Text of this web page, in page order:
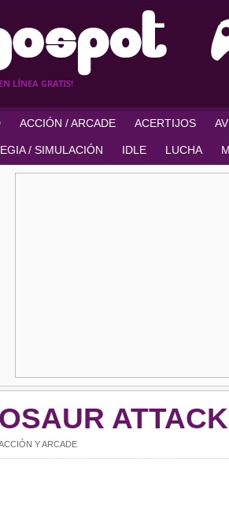
LÍNEA GRATIS!
ACCIÓN / ARCADE ACERTIJOS
/ SIMULACIÓN IDLE LUCHA
ATTACK
Y ARCADE